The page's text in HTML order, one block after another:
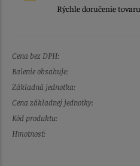
Rýchle doručenie tovaru.
Cena bez DPH:
Balenie obsahuje:
Základná jednotka:
Cena základnej jednotky:
Kód produktu:
Hmotnosť: